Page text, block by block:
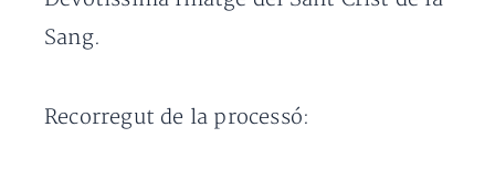
Sang.
Recorregut de la processó: